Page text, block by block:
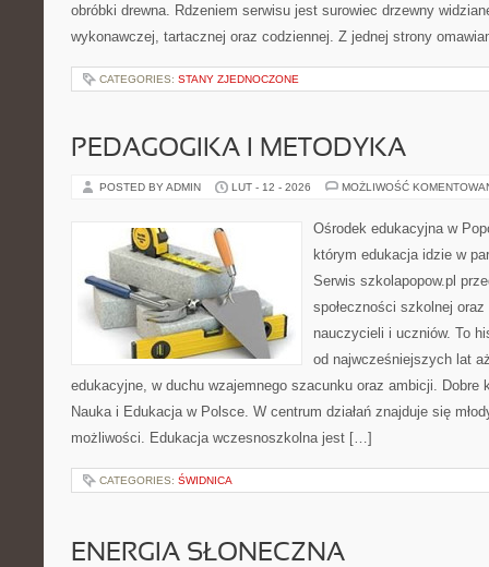
obróbki drewna. Rdzeniem serwisu jest surowiec drzewny
wykonawczej, tartacznej oraz codziennej. Z jednej strony
CATEGORIES: STANY ZJEDNOCZONE
PEDAGOGIKA I METODYKA
POSTED BY ADMIN LUT - 12 - 2026 MOŻLIWOŚĆ
Ośrodek edukacyjna w
którym edukacja idzie w
Serwis szkolapopow.pl
społeczności szkolnej
nauczycieli i uczniów. To
od najwcześniejszych lat
edukacyjne, w duchu wzajemnego szacunku oraz ambicji. Dobre
Nauka i Edukacja w Polsce. W centrum działań znajduje się
możliwości. Edukacja wczesnoszkolna jest […]
CATEGORIES: ŚWIDNICA
ENERGIA SŁONECZNA